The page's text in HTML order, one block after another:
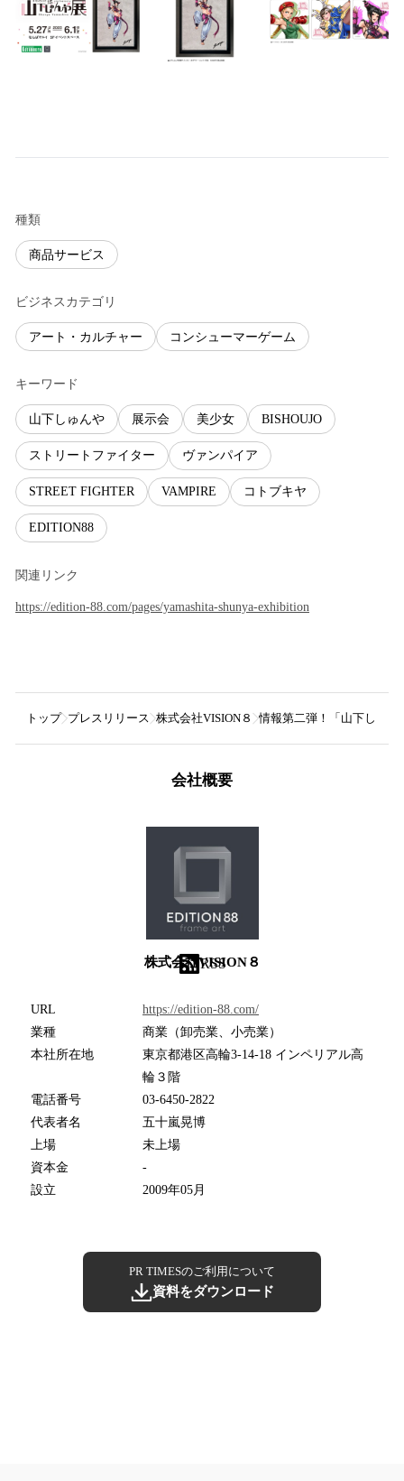
種類
商品サービス
ビジネスカテゴリ
アート・カルチャー コンシューマーゲーム
キーワード
山下しゅんや 展示会 美少女 BISHOUJO
ストリートファイター ヴァンパイア
STREET FIGHTER VAMPIRE コトブキヤ
EDITION88
関連リンク
https://edition-88.com/pages/yamashita-shunya-exhibition
トップ プレスリリース 株式会社VISION８ 情報第二弾！「山下しゅ
会社概要
株式会社VISION８
RSS
URL
https://edition-88.com/
業種
商業（卸売業、小売業）
本社所在地
東京都港区高輪3-14-18 インペリアル高
輪３階
電話番号
03-6450-2822
代表者名
五十嵐晃博
上場
未上場
資本金
-
設立
2009年05月
PR TIMESのご利用について
資料をダウンロード